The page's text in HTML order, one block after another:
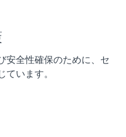
安全性確保のために、セ
ています。